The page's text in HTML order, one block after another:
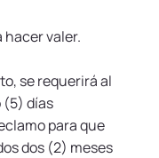
hacer valer.
se requerirá al
(5) días
para que
dos (2) meses